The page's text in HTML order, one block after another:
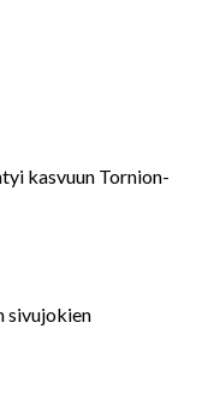
kasvuun Tornion-
sivujokien